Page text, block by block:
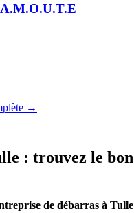
→
: trouvez le bon
de débarras à Tulle